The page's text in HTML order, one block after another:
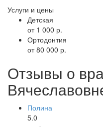
Услуги и цены
Детская
от 1 000 р.
Ортодонтия
от 80 000 р.
Отзывы о
Полина
5.0